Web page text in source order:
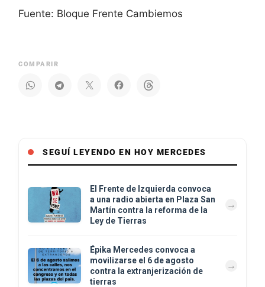
Fuente: Bloque Frente Cambiemos
COMPARIR
SEGUÍ LEYENDO EN HOY MERCEDES
El Frente de Izquierda convoca
a una radio abierta en Plaza San
Martín contra la reforma de la
Ley de Tierras
Épika Mercedes convoca a
movilizarse el 6 de agosto
contra la extranjerización de
tierras